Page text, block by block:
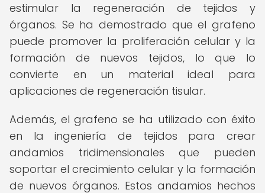
estimular la regeneración de tejidos y
órganos. Se ha demostrado que el grafeno
puede promover la proliferación celular y la
formación de nuevos tejidos, lo que lo
convierte en un material ideal para
aplicaciones de regeneración tisular.
Además, el grafeno se ha utilizado con éxito
en la ingeniería de tejidos para crear
andamios tridimensionales que pueden
soportar el crecimiento celular y la formación
de nuevos órganos. Estos andamios hechos